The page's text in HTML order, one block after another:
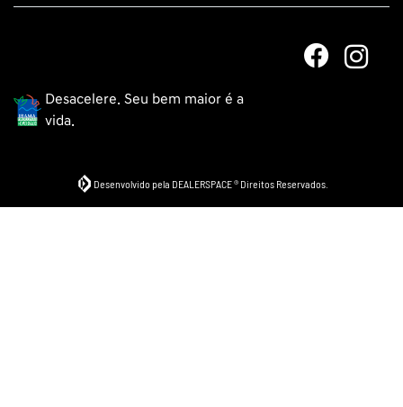
Desacelere. Seu bem maior é a
vida.
Desenvolvido pela DEALERSPACE ® Direitos Reservados.